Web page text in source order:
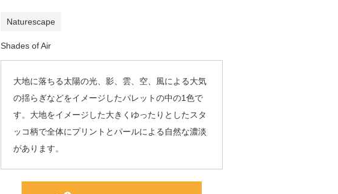
Naturescape
Shades of Air
大地に落ちる太陽の光、影、雲、空、風による大気
の揺らぎなどをイメージしたパレットの中の1色で
す。大地をイメージした大きくゆったりとしたスタ
ッコ柄で全体にプリントとパールによる自然な濃淡
があります。